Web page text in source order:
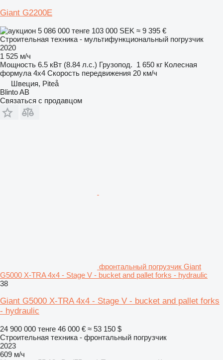
Giant G2200E
5 086 000 тенге 103 000 SEK ≈ 9 395 €
Строительная техника - мультифункциональный погрузчик
2020
1 525 м/ч
Мощность 6.5 кВт (8.84 л.с.) Грузопод. 1 650 кг Колесная
формула 4x4 Скорость передвижения 20 км/ч
Швеция, Piteå
Blinto AB
Связаться с продавцом
фронтальный погрузчик Giant
G5000 X-TRA 4x4 - Stage V - bucket and pallet forks - hydraulic
38
Giant G5000 X-TRA 4x4 - Stage V - bucket and pallet forks
- hydraulic
24 900 000 тенге 46 000 € ≈ 53 150 $
Строительная техника - фронтальный погрузчик
2023
609 м/ч